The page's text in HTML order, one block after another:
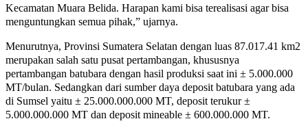
Kecamatan Muara Belida. Harapan kami bisa terealisasi agar bisa
menguntungkan semua pihak,” ujarnya.
Menurutnya, Provinsi Sumatera Selatan dengan luas 87.017.41 km2
merupakan salah satu pusat pertambangan, khususnya
pertambangan batubara dengan hasil produksi saat ini ± 5.000.000
MT/bulan. Sedangkan dari sumber daya deposit batubara yang ada
di Sumsel yaitu ± 25.000.000.000 MT, deposit terukur ±
5.000.000.000 MT dan deposit mineable ± 600.000.000 MT.